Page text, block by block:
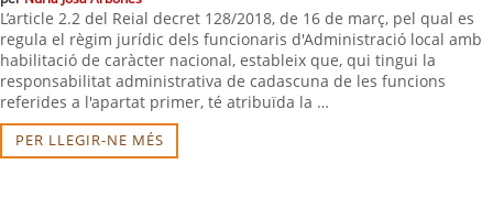
L’article 2.2 del Reial decret 128/2018, de 16 de març, pel qual es
regula el règim jurídic dels funcionaris d'Administració local amb
habilitació de caràcter nacional, estableix que, qui tingui la
responsabilitat administrativa de cadascuna de les funcions
referides a l'apartat primer, té atribuïda la …
PER LLEGIR-NE MÉS